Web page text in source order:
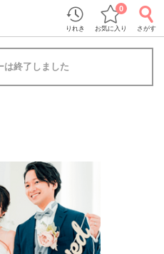
りれき お気に入り
0
さがす
は終了しました